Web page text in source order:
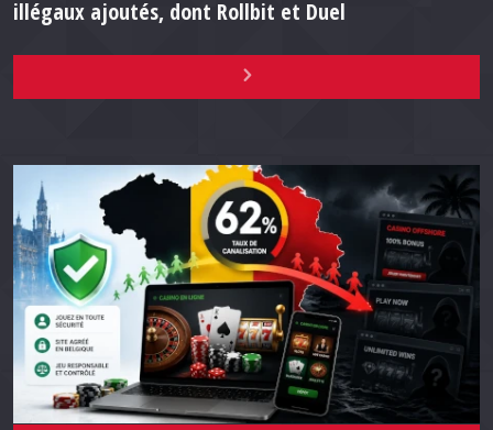
illégaux ajoutés, dont Rollbit et Duel